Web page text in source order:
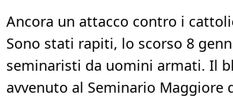
Ancora un attacco contro i
Sono stati rapiti, lo scorso 8
seminaristi da uomini armati. Il
avvenuto al Seminario Maggiore